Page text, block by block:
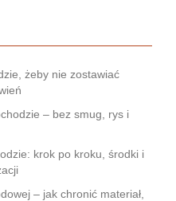
żeby nie zostawiać
– bez smug, rys i
krok po kroku, środki i
– jak chronić materiał,